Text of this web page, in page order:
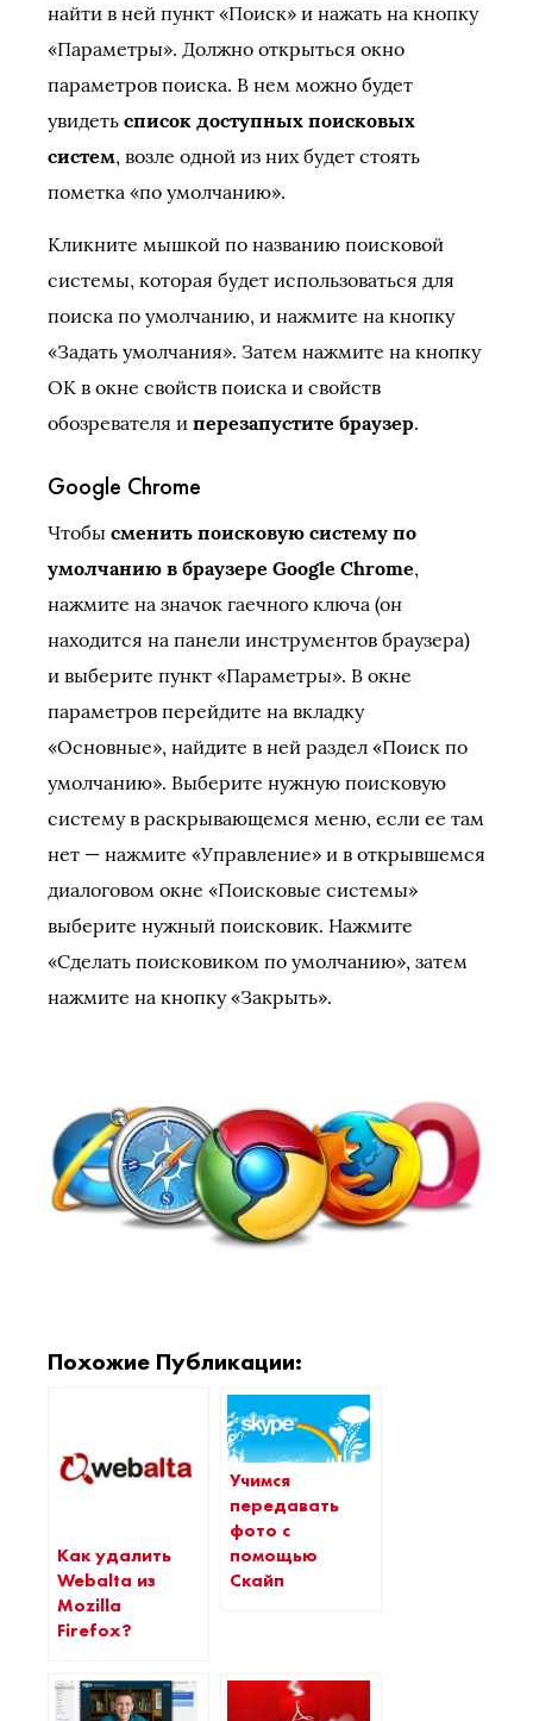
найти в ней пункт «Поиск» и нажать на кнопку
«Параметры». Должно открыться окно
параметров поиска. В нем можно будет
увидеть список доступных поисковых
систем, возле одной из них будет стоять
пометка «по умолчанию».
Кликните мышкой по названию поисковой
системы, которая будет использоваться для
поиска по умолчанию, и нажмите на кнопку
«Задать умолчания». Затем нажмите на кнопку
ОК в окне свойств поиска и свойств
обозревателя и перезапустите браузер.
Google Chrome
Чтобы сменить поисковую систему по
умолчанию в браузере Google Chrome,
нажмите на значок гаечного ключа (он
находится на панели инструментов браузера)
и выберите пункт «Параметры». В окне
параметров перейдите на вкладку
«Основные», найдите в ней раздел «Поиск по
умолчанию». Выберите нужную поисковую
систему в раскрывающемся меню, если ее там
нет — нажмите «Управление» и в открывшемся
диалоговом окне «Поисковые системы»
выберите нужный поисковик. Нажмите
«Сделать поисковиком по умолчанию», затем
нажмите на кнопку «Закрыть».
Похожие Публикации:
Как удалить
Webalta из
Mozilla
Firefox?
Учимся
передавать
фото с
помощью
Скайп